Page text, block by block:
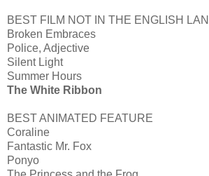
BEST FILM NOT IN THE ENGLISH
Broken Embraces
Police, Adjective
Silent Light
Summer Hours
The White Ribbon
BEST ANIMATED FEATURE
Coraline
Fantastic Mr. Fox
Ponyo